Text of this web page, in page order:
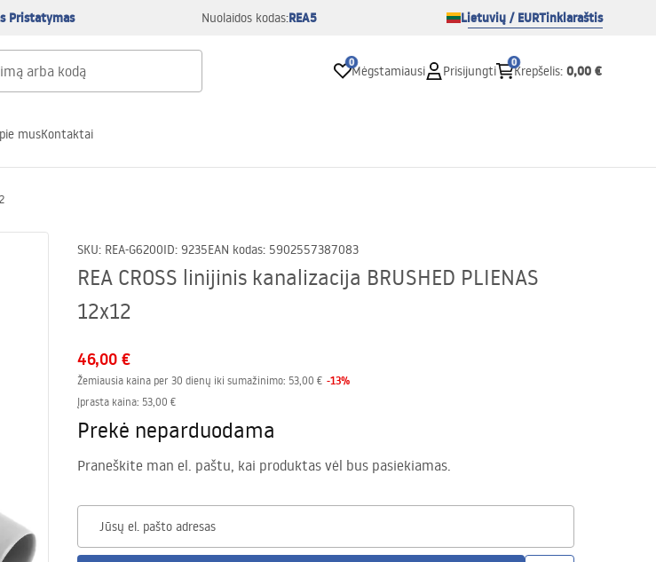
Pristatymas Nuolaidos kodas:REA5 Lietuvių / EURTinklaraštis
0
Mėgstamiausi Prisijungti
0
Krepšelis: 0,00 €
musKontaktai
SKU: REA-G6200ID: 9235EAN kodas: 5902557387083
REA CROSS linijinis kanalizacija BRUSHED PLIENAS
12x12
46,00 €
Žemiausia kaina per 30 dienų iki sumažinimo: 53,00 € -13%
Įprasta kaina: 53,00 €
Prekė neparduodama
Praneškite man el. paštu, kai produktas vėl bus pasiekiamas.
Jūsų el. pašto adresas